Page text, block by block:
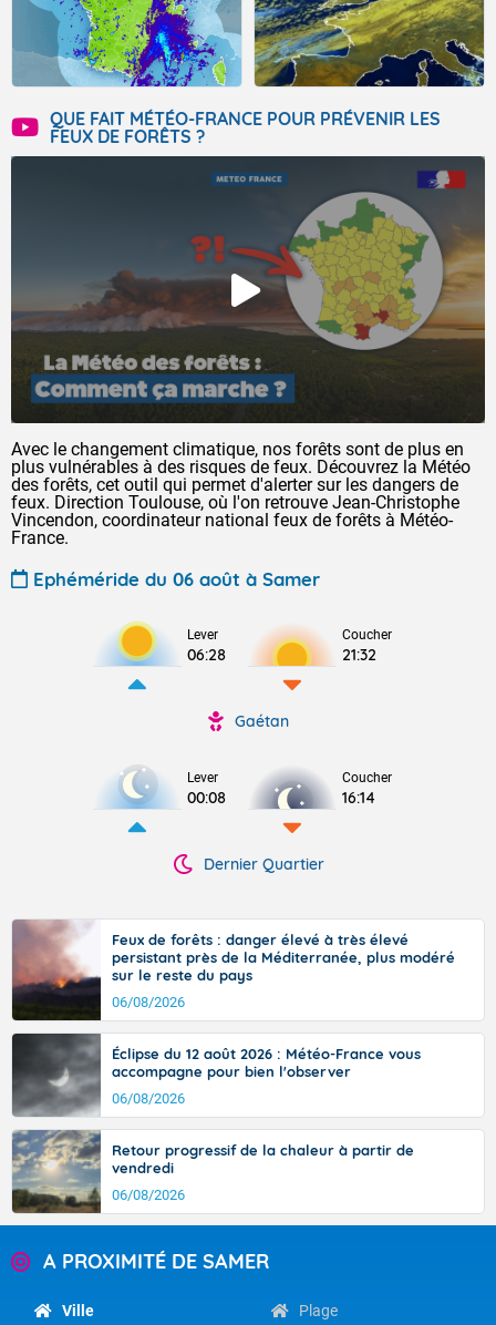
QUE FAIT MÉTÉO-FRANCE POUR PRÉVENIR LES
FEUX DE FORÊTS ?
Avec le changement climatique, nos forêts sont de plus en
plus vulnérables à des risques de feux. Découvrez la Météo
des forêts, cet outil qui permet d'alerter sur les dangers de
feux. Direction Toulouse, où l'on retrouve Jean-Christophe
Vincendon, coordinateur national feux de forêts à Météo-
France.
Ephéméride du 06 août à Samer
Lever
06:28
Coucher
21:32
Gaétan
Lever
00:08
Coucher
16:14
Dernier Quartier
Feux de forêts : danger élevé à très élevé
persistant près de la Méditerranée, plus modéré
sur le reste du pays
06/08/2026
Éclipse du 12 août 2026 : Météo-France vous
accompagne pour bien l'observer
06/08/2026
Retour progressif de la chaleur à partir de
vendredi
06/08/2026
A PROXIMITÉ DE SAMER
Ville Plage